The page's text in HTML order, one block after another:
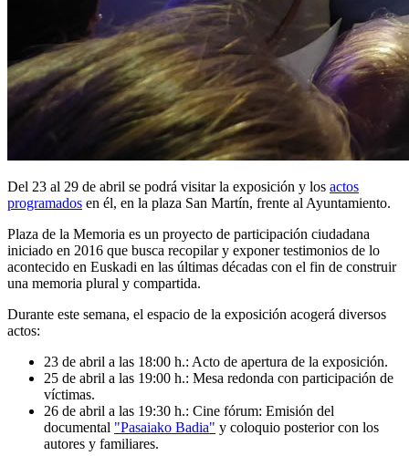
Del 23 al 29 de abril se podrá visitar la exposición y los actos
programados en él, en la plaza San Martín, frente al Ayuntamiento.
Plaza de la Memoria es un proyecto de participación ciudadana
iniciado en 2016 que busca recopilar y exponer testimonios de lo
acontecido en Euskadi en las últimas décadas con el fin de construir
una memoria plural y compartida.
Durante este semana, el espacio de la exposición acogerá diversos
actos:
23 de abril a las 18:00 h.: Acto de apertura de la exposición.
25 de abril a las 19:00 h.: Mesa redonda con participación de
víctimas.
26 de abril a las 19:30 h.: Cine fórum: Emisión del
documental "Pasaiako Badia" y coloquio posterior con los
autores y familiares.